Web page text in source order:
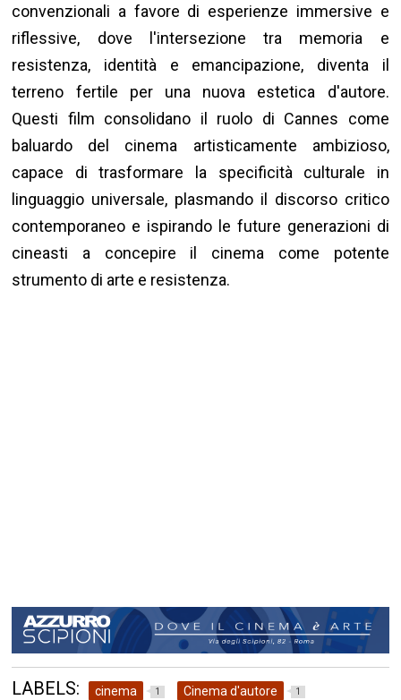
convenzionali a favore di esperienze immersive e
riflessive, dove l'intersezione tra memoria e
resistenza, identità e emancipazione, diventa il
terreno fertile per una nuova estetica d'autore.
Questi film consolidano il ruolo di Cannes come
baluardo del cinema artisticamente ambizioso,
capace di trasformare la specificità culturale in
linguaggio universale, plasmando il discorso critico
contemporaneo e ispirando le future generazioni di
cineasti a concepire il cinema come potente
strumento di arte e resistenza.
LABELS: cinema 1 Cinema d'autore 1